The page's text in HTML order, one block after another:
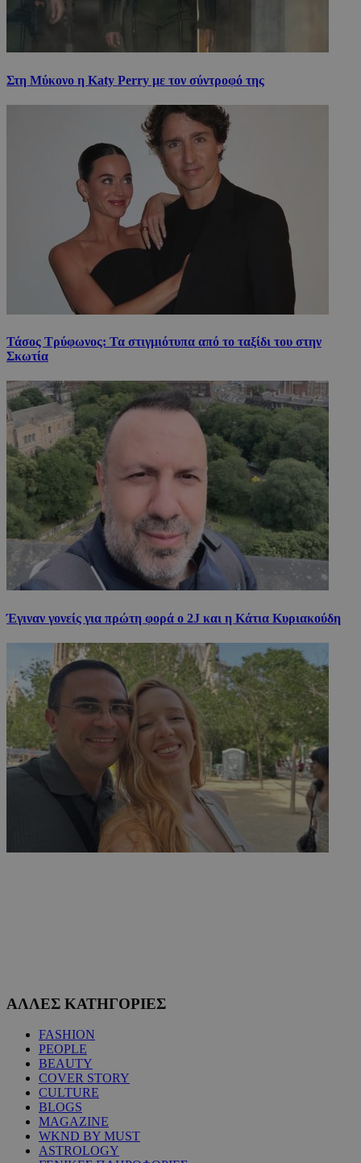
Στη Μύκονο η Katy Perry με τον σύντροφό της
Τάσος Τρύφωνος: Τα στιγμιότυπα από το ταξίδι του στην
Σκωτία
Έγιναν γονείς για πρώτη φορά ο 2J και η Κάτια Κυριακούδη
ΑΛΛΕΣ ΚΑΤΗΓΟΡΙΕΣ
FASHION
PEOPLE
BEAUTY
COVER STORY
CULTURE
BLOGS
MAGAZINE
WKND BY MUST
ASTROLOGY